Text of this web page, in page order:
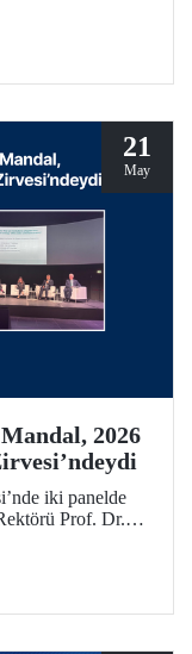
Avrupa’nın
21
May
2026
iki panelde
Prof. Dr.
ve iş birliği